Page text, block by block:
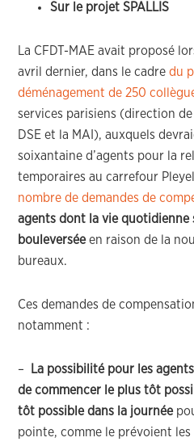
Sur le projet SPALLIS
La CFDT-MAE avait proposé
avril dernier, dans le cadredu
déménagement de 250
services parisiens (direction de
DSE et la MAI), auxquels
soixantaine d’agents pour la
temporaires au carrefour
nombre de demandes de
agents dont la vie quotidienne
bouleverséeen raison de la
bureaux.
Ces demandes de
notamment :
–
La possibilité pour les
de commencer le plus tôt
tôt possible dans la journée
pointe, comme le prévoient les